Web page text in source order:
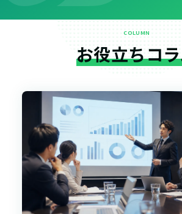
COLUMN
お役立ちコ